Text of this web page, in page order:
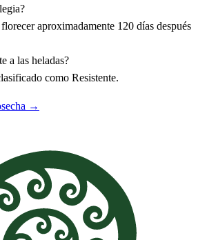
aproximadamente 120 días después
a las heladas?
como Resistente.
→